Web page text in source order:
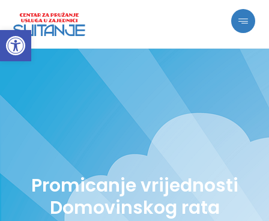
Open toolbar
Promicanje vrijednosti
Domovinskog rata